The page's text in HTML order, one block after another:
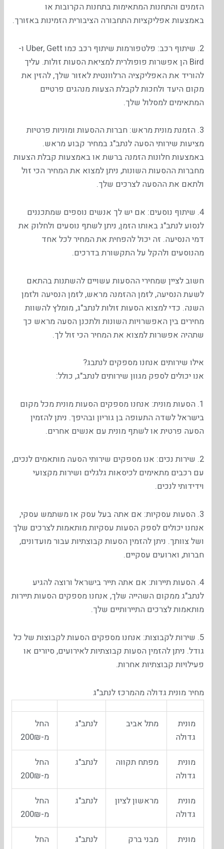
הזמנים והתחנות המתאימות בתחנות הקרובות או
באמצעות אפליקציות התחבורה הציבורית הזמינות באזורך.
2. שיתוף רכב: פלטפורמות שיתוף רכב כמו Uber, Gett ו-
Bird הן אפשרות פופולרית למציאת הסעות זולות. עליך
להוריד את האפליקציה הרלוונטית לאזור שלך, להזין את
מקום היעד ולחכות לקבלת הצעות מנהגים פרטיים
המתאימים למסלול שלך.
3. הזמנת מונית מראש: חברות ההסעות ומוניות פרטיות
מציעות שירותי הסעה לנתב"ג במחיר קבוע מראש.
באמצעות חלונות הזמנה ברשת או באמצעות קבלת הצעות
מחברות ההסעות השונות, ניתן למצוא את המחיר הכי זול
ולתאם את ההסעה לצרכים שלך.
4. שיתוף נוסעים: אם יש לך אנשים נוספים שמתכננים
לנסוע לנתב"ג באותו הזמן, ניתן לשתף נוסעים ולחלוק את
דמי הנסיעה. זה יכול להפחית את המחיר לכל אחד
מהנוסעים ולהקל על התקשורת בדרכים.
חשוב לציין שמחירי ההסעות עשויים להשתנות בהתאם
לשעת הנסיעה, לזמן ההזמנה מראש, לזמן הנסיעה ולזמן
השנה. כדי למצוא הסעות זולות לנתב"ג, מומלץ להשוות
מחירים בין האפשרויות השונות ולתכנן הסעה מראש כך
שתהיה אפשרות למצוא את המחיר הכי זול לך.
אילו שירותים אנחנו מספקים לנתבג?
אנו יכולים לספק מגוון שירותים לנתב"ג, כולל:
1. הסעות מונית: אנחנו מספקים הסעות מונית מכל מקום
בישראל לשדה התעופה בן גוריון ובהיפך. ניתן להזמין
הסעה פרטית או לשתף מונית עם אנשים אחרים.
2. שירות נכים: אנו מספקים שירותי הסעה מותאמים לנכים,
עם רכבים מתאימים לכיסאות גלגלים ושירות מקצועי
וידידותי לנכים.
3. הסעות עסקיות: אם אתה בעל עסק או משתמש עסקי,
אנחנו יכולים לספק הסעות עסקיות מותאמות לצרכים שלך
ושל צוותך. ניתן להזמין הסעות קבוצתיות עבור מועדונים,
חברות, וארועים עסקיים.
4. הסעות תיירות: אם אתה תייר בישראל ורוצה להגיע
לנתב"ג ממקום השהייה שלך, אנחנו מספקים הסעות תיירות
מותאמות לצרכים התיירותיים שלך.
5. שירות לקבוצות: אנחנו מספקים הסעות לקבוצות של כל
גודל. ניתן להזמין הסעות קבוצתיות לאירועים, סיורים או
פעילויות קבוצתיות אחרות.
מחיר מונית גדולה מהמרכז לנתב"ג
מונית
גדולה
מתל אביב לנתב"ג
החל
מ-200₪
מונית
גדולה
מפתח תקווה לנתב"ג
החל
מ-200₪
מונית
גדולה
מראשון לציון לנתב"ג
החל
מ-200₪
מונית
מבני ברק לנתב"ג
החל